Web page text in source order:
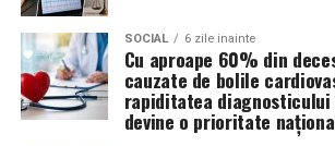
prezența personală contează la fel de
Iuliana Gabriela Enescueste
videografie cu dronă. Știe că domeniul
de bărbați și că vizibilitatea ei ca
SOCIAL 6 zile inainte
Cu aproape 60% din
cauzate de bolile
rapiditatea
devine o prioritate